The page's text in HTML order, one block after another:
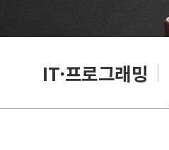
IT·프로그래밍